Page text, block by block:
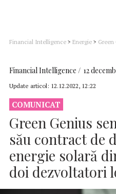
Financial Intelligence > Energie > Green
Financial Intelligence 12
Update articol: 12.12.2022, 12:22
COMUNICAT
Green Genius
său contract de
energie solară
doi dezvoltatori